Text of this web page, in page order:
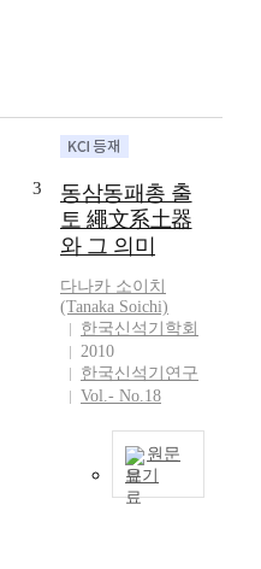
양
3
동삼동패총 출
토 繩文系土器
와 그 의미
다나카 소이치
(Tanaka Soichi)
한국신석기학회
2010
한국신석기연구
Vol.- No.18
원문
보기